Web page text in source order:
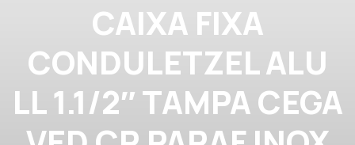
CAIXA FIXA
CONDULETZEL ALU
LL 1.1/2″ TAMPA CEGA